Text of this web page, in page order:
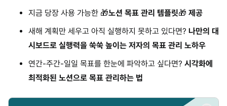
지금 당장 사용 가능한 🎁노션 목표 관리 템플릿🎁 제공
새해 계획만 세우고 아직 실행하지 못하고 있다면? 나만의 대
시보드로 실행력을 쑥쑥 높이는 저자의 목표 관리 노하우
연간-주간-일일 목표를 한눈에 파악하고 싶다면? 시각화에
최적화된 노션으로 목표 관리하는 법